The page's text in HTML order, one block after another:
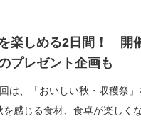
楽しめる2日間！ 開
プレゼント企画も
は、「おいしい秋・収穫祭」
感じる食材、食卓が楽しく